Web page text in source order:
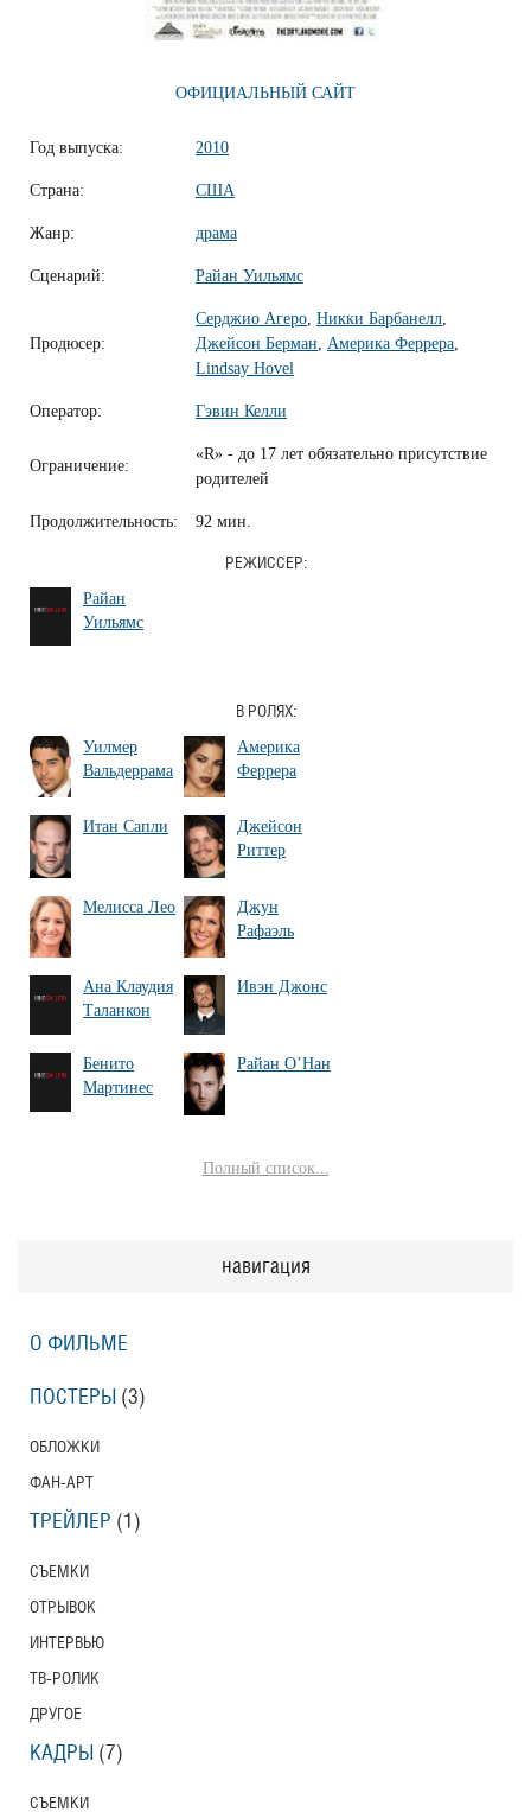
ОФИЦИАЛЬНЫЙ САЙТ
Год выпуска: 2010
Страна: США
Жанр: драма
Сценарий: Райан Уильямс
Продюсер:
Серджио Агеро Никки Барбанелл
Джейсон Берман
Америка Феррера
Lindsay Hovel
Оператор: Гэвин Келли
Ограничение:
«R» - до 17 лет обязательно присутствие
родителей
Продолжительность: 92 мин.
РЕЖИССЕР:
Райан
Уильямс
В РОЛЯХ:
Уилмер
Вальдеррама
Америка
Феррера
Итан Сапли
Джейсон
Риттер
Мелисса Лео
Джун
Рафаэль
Ана Клаудия
Таланкон
Ивэн Джонс
Бенито
Мартинес
Райан О’Нан
Полный список...
навигация
О ФИЛЬМЕ
ПОСТЕРЫ (3)
ОБЛОЖКИ
ФАН-АРТ
ТРЕЙЛЕР (1)
СЪЕМКИ
ОТРЫВОК
ИНТЕРВЬЮ
ТВ-РОЛИК
ДРУГОЕ
КАДРЫ (7)
СЪЕМКИ